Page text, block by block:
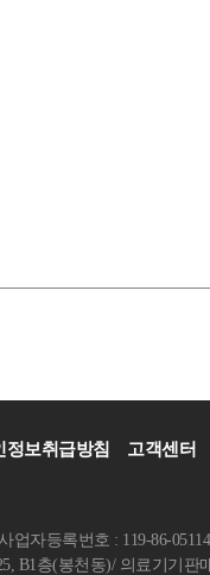
정보취급방침 고객센터
사업자등록번호 : 119-86-05114
B1층(봉천동)/ 의료기기판